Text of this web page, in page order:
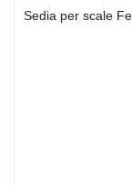
Sedia per scale